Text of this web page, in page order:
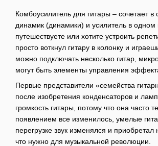
Комбоусилитель для гитары – сочетает
динамик (динамики) и усилитель в
путешествуете или хотите устроить
просто воткнул гитару в колонку и
можно подключать несколько гитар,
могут быть элементы управления
Первые представители «семейства
после изобретения конденсаторов и
громкость гитары, потому что она
появлением все изменилось, умелые
перегрузке звук изменялся и
что нужно для музыкальной революции.